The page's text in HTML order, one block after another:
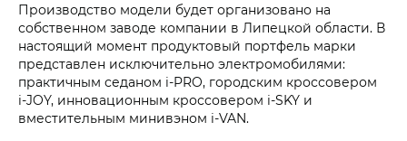
Производство модели будет организовано на
собственном заводе компании в Липецкой области. В
настоящий момент продуктовый портфель марки
представлен исключительно электромобилями:
практичным седаном i‑PRO, городским кроссовером
i‑JOY, инновационным кроссовером i‑SKY и
вместительным минивэном i‑VAN.